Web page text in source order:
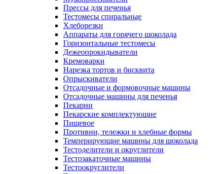
Прессы для печенья
Тестомесы спиральные
Хлеборезки
Аппараты для горячего шоколада
Горизонтальные тестомесы
Дежеопрокидыватели
Кремоварки
Нарезка тортов и бисквита
Опрыскиватели
Отсадочные и формовочные машины
Отсадочные машины для печенья
Пекарни
Пекарские комплектующие
Пищевое
Противни, тележки и хлебные формы
Темперирующие машины для шоколада
Тестоделители и округлители
Тестозакаточные машины
Тестоокруглители